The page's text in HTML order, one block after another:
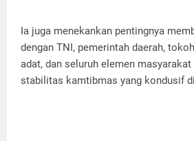
Ia juga menekankan pentingnya
dengan TNI, pemerintah daerah,
adat, dan seluruh elemen
stabilitas kamtibmas yang kondusif